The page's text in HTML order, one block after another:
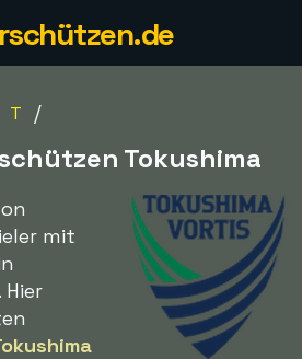
T /
Tokushima
mit